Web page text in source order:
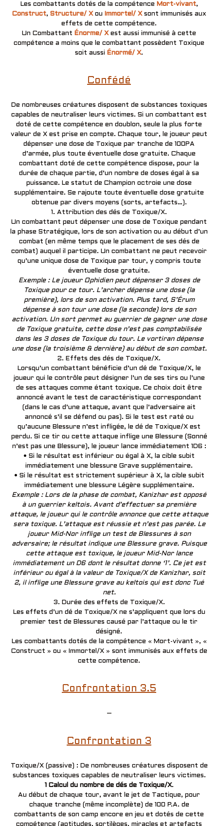
Les combattants dotés de la compétence Mort-vivant,
Construct, Structure/ Xou Immortel/ Xsont immunisés aux
effets de cette compétence.
Un Combattant Énorme/ X est aussi immunisé à cette
compétence a moins que le combattant possèdent Toxique
soit aussi Énormé/ X.
Confédé
De nombreuses créatures disposent de substances toxiques
capables de neutraliser leurs victimes. Si un combattant est
doté de cette compétence en doublon, seule la plus forte
valeur de X est prise en compte. Chaque tour, le joueur peut
dépenser une dose de Toxique par tranche de 100PA
d’armée, plus toute éventuelle dose gratuite. Chaque
combattant doté de cette compétence dispose, pour la
durée de chaque partie, d’un nombre de doses égal à sa
puissance. Le statut de Champion octroie une dose
supplémentaire. Se rajoute toute éventuelle dose gratuite
obtenue par divers moyens (sorts, artefacts…).
1. Attribution des dés de Toxique/X.
Un combattant peut dépenser une dose de Toxique pendant
la phase Stratégique, lors de son activation ou au début d’un
combat (en même temps que le placement de ses dés de
combat) auquel il participe. Un combattant ne peut recevoir
qu’une unique dose de Toxique par tour, y compris toute
éventuelle dose gratuite.
Exemple : Le joueur Ophidien peut dépenser 3 doses de
Toxique pour ce tour. L’archer dépense une dose (la
première), lors de son activation. Plus tard, S’Érum
dépense à son tour une dose (la seconde) lors de son
activation. Un sort permet au guerrier de gagner une dose
de Toxique gratuite, cette dose n’est pas comptabilisée
dans les 3 doses de Toxique du tour. Le vortiran dépense
une dose (la troisième & dernière) au début de son combat.
2. Effets des dés de Toxique/X.
Lorsqu’un combattant bénéficie d’un dé de Toxique/X, le
joueur qui le contrôle peut désigner l’un de ses tirs ou l’une
de ses attaques comme étant toxique. Ce choix doit être
annoncé avant le test de caractéristique correspondant
(dans le cas d’une attaque, avant que l’adversaire ait
annoncé s’il se défend ou pas). Si le test est raté ou
qu’aucune Blessure n’est infligée, le dé de Toxique/X est
perdu. Si ce tir ou cette attaque inflige une Blessure (Sonné
n’est pas une Blessure), le joueur lance immédiatement 1D6 :
• Si le résultat est inférieur ou égal à X, la cible subit
immédiatement une blessure Grave supplémentaire.
• Si le résultat est strictement supérieur à X, la cible subit
immédiatement une blessure Légère supplémentaire.
Exemple : Lors de la phase de combat, Kanizhar est opposé
à un guerrier keltois. Avant d’effectuer sa première
attaque, le joueur qui le contrôle annonce que cette attaque
sera toxique. L’attaque est réussie et n’est pas parée. Le
joueur Mid-Nor inflige un test de Blessures à son
adversaire; le résultat indique une Blessure grave. Puisque
cette attaque est toxique, le joueur Mid-Nor lance
immédiatement un D6 dont le résultat donne ‘1’. Ce jet est
inférieur ou égal à la valeur de Toxique/X de Kanizhar, soit
2, il inflige une Blessure grave au keltois qui est donc Tué
net.
3. Durée des effets de Toxique/X.
Les effets d’un dé de Toxique/X ne s’appliquent que lors du
premier test de Blessures causé par l’attaque ou le tir
désigné.
Les combattants dotés de la compétence « Mort-vivant », «
Construct » ou « Immortel/X » sont immunisés aux effets de
cette compétence.
Confrontation 3.5
–
Confrontation 3
Toxique/X (passive) : De nombreuses créatures disposent de
substances toxiques capables de neutraliser leurs victimes.
1 Calcul du nombre de dés de Toxique/X.
Au début de chaque tour, avant le jet de Tactique, pour
chaque tranche (même incomplète) de 100 P.A. de
combattants de son camp encore en jeu et dotés de cette
compétence (aptitudes, sortilèges, miracles et artefacts